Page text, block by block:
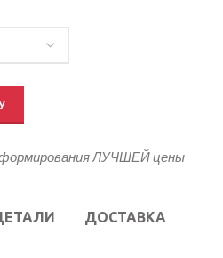
ЛУЧШЕЙ цены
ДОСТАВКА